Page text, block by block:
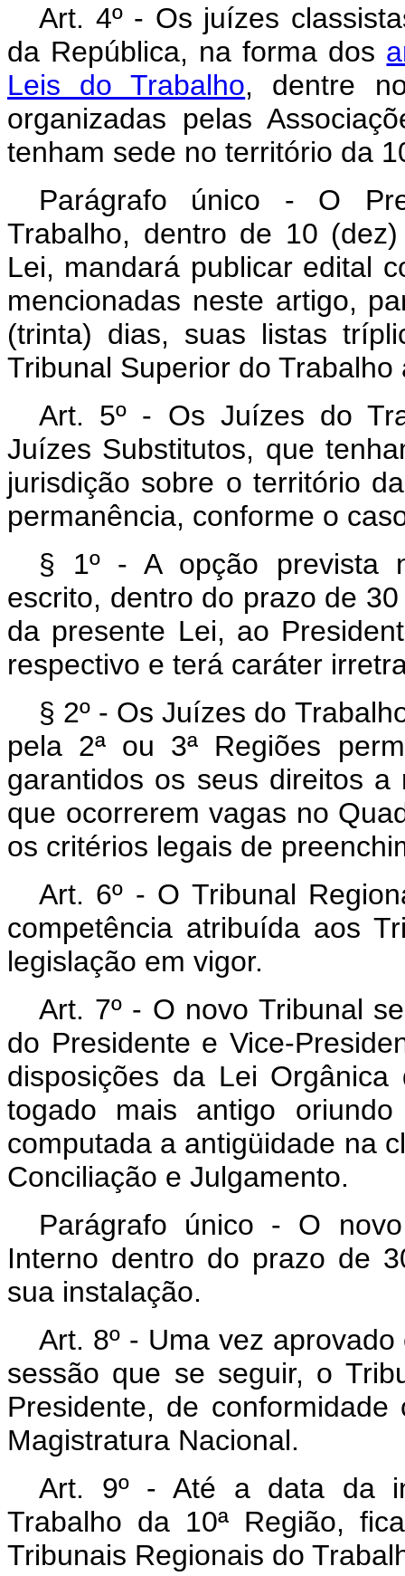
Art. 4º - Os juízes
da República, na forma dos
Leis do Trabalho, dentre
organizadas pelas
tenham sede no território da
Parágrafo único - O
Trabalho, dentro de 10
Lei, mandará publicar edital
mencionadas neste artigo,
(trinta) dias, suas listas
Tribunal Superior do
Art. 5º - Os Juízes do
Juízes Substitutos, que
jurisdição sobre o território
permanência, conforme o
§ 1º - A opção prevista
escrito, dentro do prazo de
da presente Lei, ao
respectivo e terá caráter
§ 2º - Os Juízes do
pela 2ª ou 3ª Regiões
garantidos os seus direitos
que ocorrerem vagas no
os critérios legais de
Art. 6º - O Tribunal
competência atribuída aos
legislação em vigor.
Art. 7º - O novo Tribunal
do Presidente e Vice-
disposições da Lei
togado mais antigo
computada a antigüidade na
Conciliação e Julgamento.
Parágrafo único - O
Interno dentro do prazo de
sua instalação.
Art. 8º - Uma vez
sessão que se seguir, o
Presidente, de
Magistratura Nacional.
Art. 9º - Até a data da
Trabalho da 10ª Região,
Tribunais Regionais do